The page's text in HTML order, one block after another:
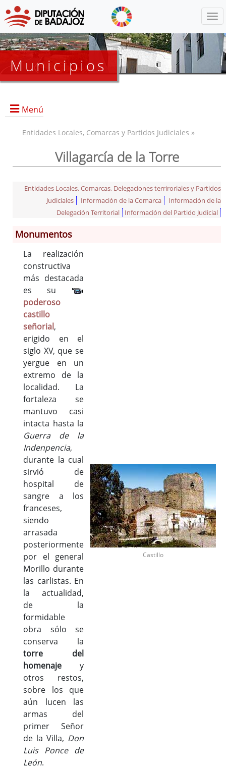
Municipios
Menú
Monumentos
Gastronomía
Fiestas
Turismo
Población
Corporación
Correo-e gratis
Códigos para FACe
Entidades Locales, Comarcas y Partidos Judiciales »
Villagarcía de la Torre
Entidades Locales, Comarcas, Delegaciones terriroriales y Partidos
Judiciales
Información de la Comarca
Información de la
Delegación Territorial
Información del Partido Judicial
Monumentos
La realización
constructiva
más destacada
es su
poderoso
castillo
señorial,
erigido en el
siglo XV, que se
yergue en un
extremo de la
localidad. La
fortaleza se
mantuvo casi
intacta hasta la
Guerra de la
Indenpencia,
durante la cual
sirvió de
hospital de
sangre a los
franceses,
siendo
arrasada
posteriormente
por el general
Morillo durante
las carlistas. En
la actualidad,
de la
formidable
obra sólo se
conserva la
torre del
homenaje y
otros restos,
sobre los que
aún lucen las
armas del
primer Señor
de la Villa, Don
Luis Ponce de
León.
Castillo